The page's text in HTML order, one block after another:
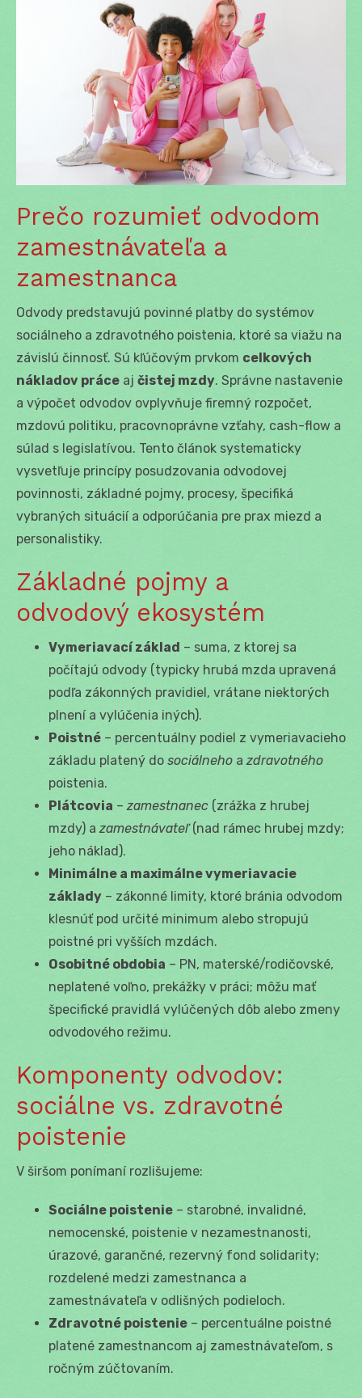
Prečo rozumieť odvodom
zamestnávateľa a
zamestnanca
Odvody predstavujú povinné platby do systémov
sociálneho a zdravotného poistenia, ktoré sa viažu na
závislú činnosť. Sú kľúčovým prvkom celkových
nákladov práce aj čistej mzdy. Správne nastavenie
a výpočet odvodov ovplyvňuje firemný rozpočet,
mzdovú politiku, pracovnoprávne vzťahy, cash-flow a
súlad s legislatívou. Tento článok systematicky
vysvetľuje princípy posudzovania odvodovej
povinnosti, základné pojmy, procesy, špecifiká
vybraných situácií a odporúčania pre prax miezd a
personalistiky.
Základné pojmy a
odvodový ekosystém
Vymeriavací základ – suma, z ktorej sa
počítajú odvody (typicky hrubá mzda upravená
podľa zákonných pravidiel, vrátane niektorých
plnení a vylúčenia iných).
Poistné – percentuálny podiel z vymeriavacieho
základu platený do sociálneho azdravotného
poistenia.
Plátcovia –zamestnanec (zrážka z hrubej
mzdy) azamestnávateľ(nad rámec hrubej mzdy;
jeho náklad).
Minimálne a maximálne vymeriavacie
základy – zákonné limity, ktoré bránia odvodom
klesnúť pod určité minimum alebo stropujú
poistné pri vyšších mzdách.
Osobitné obdobia – PN, materské/rodičovské,
neplatené voľno, prekážky v práci; môžu mať
špecifické pravidlá vylúčených dôb alebo zmeny
odvodového režimu.
Komponenty odvodov:
sociálne vs. zdravotné
poistenie
V širšom ponímaní rozlišujeme:
Sociálne poistenie – starobné, invalidné,
nemocenské, poistenie v nezamestnanosti,
úrazové, garančné, rezervný fond solidarity;
rozdelené medzi zamestnanca a
zamestnávateľa v odlišných podieloch.
Zdravotné poistenie – percentuálne poistné
platené zamestnancom aj zamestnávateľom, s
ročným zúčtovaním.